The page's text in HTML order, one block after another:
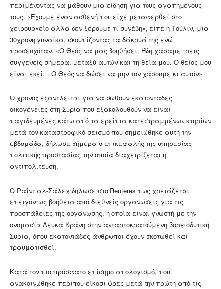
περιμένοντας να μάθουν μια είδηση για τους αγαπημένους
τους. «Έχουμε έναν ασθενή που είχε μεταφερθεί στο
χειρουργείο αλλά δεν ξέρουμε τι συνέβη», είπε η Τούλιν, μια
30χρονη γυναίκα, σκουπίζοντας τα δάκρυά της ενώ
προσευχόταν. «Ο Θεός να μας βοηθήσει. Ήδη χάσαμε τρεις
συγγενείς σήμερα, μεταξύ αυτών και τη θεία μου. Ο θείος μου
είναι εκεί… Ο Θεός να δώσει να μην τον χάσουμε κι αυτόν»
Ο χρόνος εξαντλείται για να σωθούν εκατοντάδες
οικογένειες στη Συρία που εξακολουθούν να είναι
παγιδευμένες κάτω από τα ερείπια κατεστραμμένων κτηρίων
μετά τον καταστροφικό σεισμό που σημειώθηκε αυτή την
εβδομάδα, δήλωσε σήμερα ο επικεφαλής της υπηρεσίας
πολιτικής προστασίας την οποία διαχειρίζεται η
αντιπολίτευση.
Ο Ραΐντ αλ-Σάλεχ δήλωσε στο Reuteres πως χρειάζεται
επειγόντως βοήθεια από διεθνείς οργανώσεις για τις
προσπάθειες της οργάνωσης, η οποία είναι γνωστή με την
ονομασία Λευκά Κράνη στην ανταρτοκρατούμενη βορειοδυτική
Συρία, όπου εκατοντάδες άνθρωποι έχουν σκοτωθεί και
τραυματισθεί.
Κατά τον πιο πρόσφατο επίσημο απολογισμό, που
ανακοινώθηκε περίπου είκοσι ώρες μετά την πρώτη από τις